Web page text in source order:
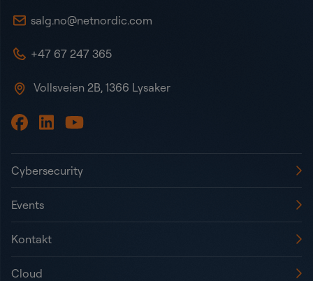
salg.no@netnordic.com
+47 67 247 365
Vollsveien 2B, 1366 Lysaker
Cybersecurity
Events
Kontakt
Cloud